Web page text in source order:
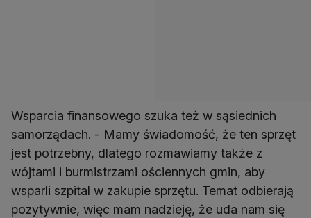
Wsparcia finansowego szuka też w sąsiednich
samorządach. - Mamy świadomość, że ten sprzęt
jest potrzebny, dlatego rozmawiamy także z
wójtami i burmistrzami ościennych gmin, aby
wsparli szpital w zakupie sprzętu. Temat odbierają
pozytywnie, więc mam nadzieję, że uda nam się